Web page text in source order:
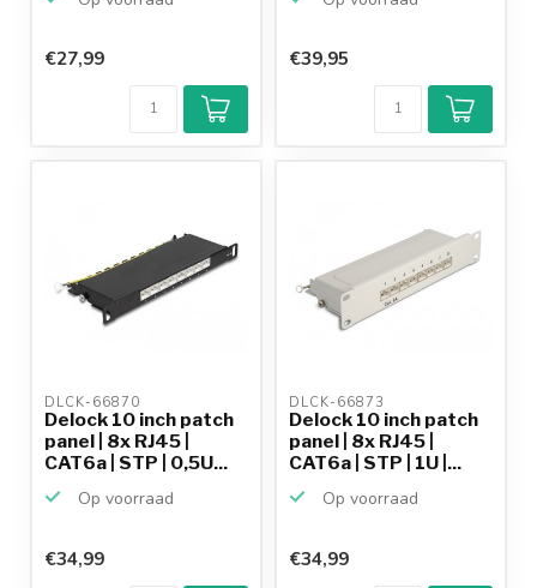
€27,99 €39,95
DLCK-66870
Delock 10 inch patch
panel | 8x RJ45 |
CAT6a | STP | 0,5U...
Op voorraad
€34,99
DLCK-66873
Delock 10 inch patch
panel | 8x RJ45 |
CAT6a | STP | 1U |...
Op voorraad
€34,99